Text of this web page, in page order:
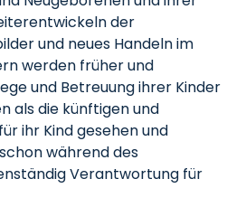
der
und neues Handeln im
werden früher und
und Betreuung ihrer Kinder
als die künftigen und
ihr Kind gesehen und
während des
Verantwortung für